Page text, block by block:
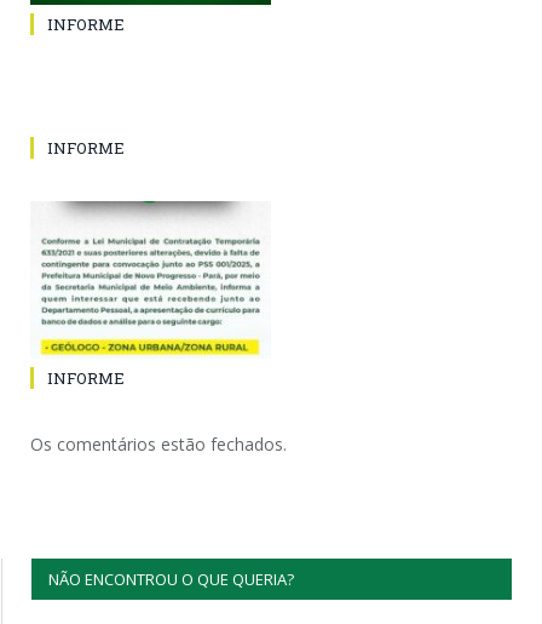
INFORME
INFORME
INFORME
Os comentários estão fechados.
NÃO ENCONTROU O QUE QUERIA?